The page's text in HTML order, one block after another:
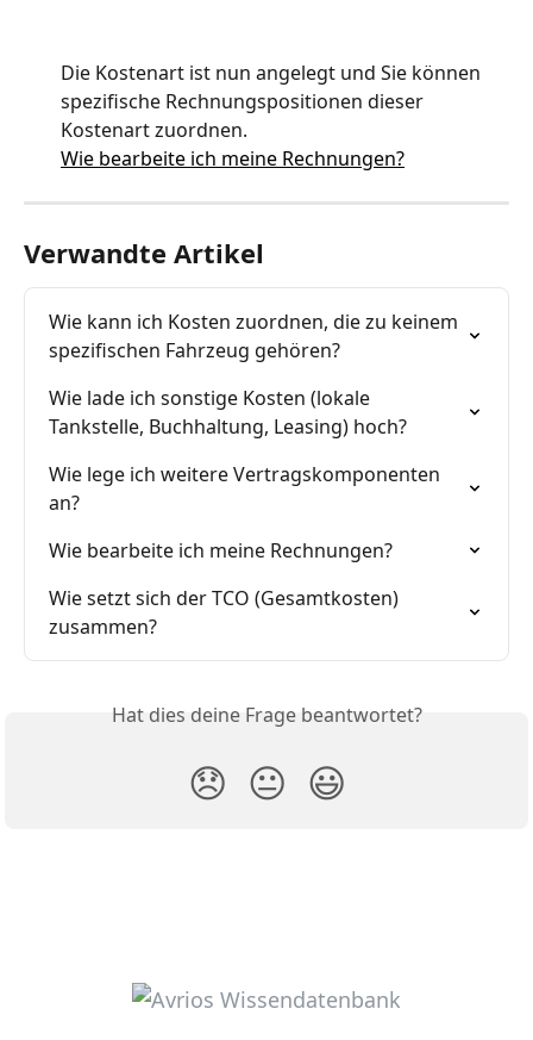
Die Kostenart ist nun angelegt und Sie können
spezifische Rechnungspositionen dieser
Kostenart zuordnen.
Wie bearbeite ich meine Rechnungen?
Verwandte Artikel
Wie kann ich Kosten zuordnen, die zu keinem
spezifischen Fahrzeug gehören?
Wie lade ich sonstige Kosten (lokale
Tankstelle, Buchhaltung, Leasing) hoch?
Wie lege ich weitere Vertragskomponenten
an?
Wie bearbeite ich meine Rechnungen?
Wie setzt sich der TCO (Gesamtkosten)
zusammen?
Hat dies deine Frage beantwortet?
😞 😐 😃